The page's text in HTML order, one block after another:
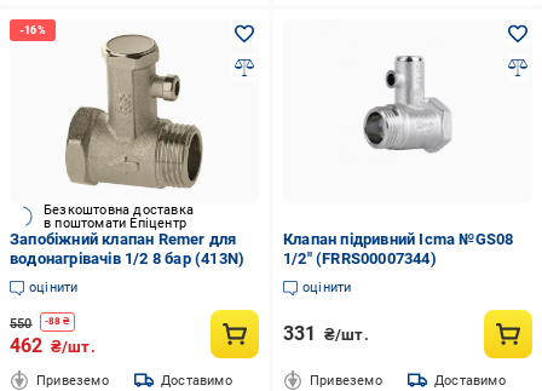
Безкоштовна доставка
в поштомати Епіцентр
Запобіжний клапан Remer для
водонагрівачів 1/2 8 бар (413N)
оцінити
550 -88 ₴
462 ₴/шт.
Привеземо Доставимо
Клапан підривний Icma №GS08
1/2" (FRRS00007344)
оцінити
331 ₴/шт.
Привеземо Доставимо